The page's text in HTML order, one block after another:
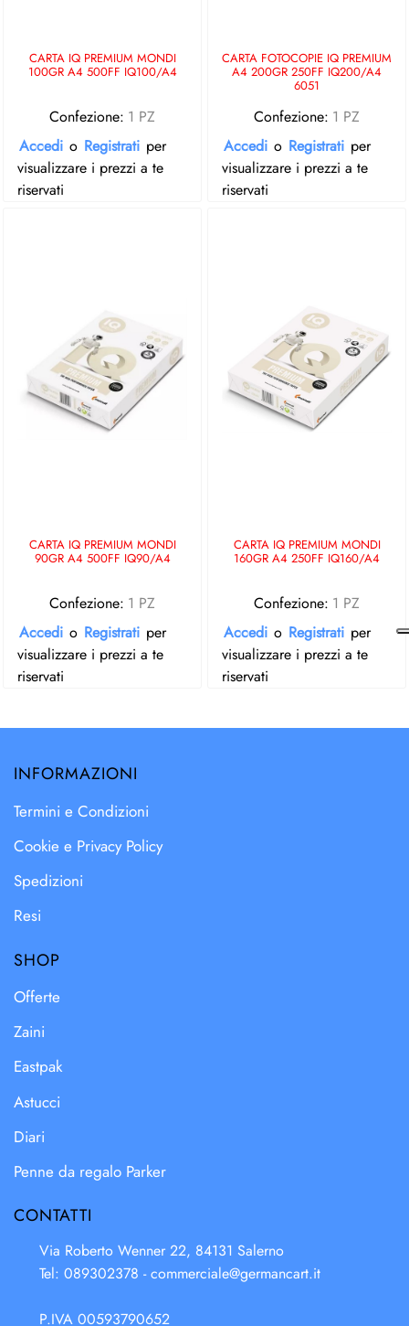
CARTA IQ PREMIUM MONDI
100GR A4 500FF IQ100/A4
Confezione: 1 PZ
Accedi o Registrati per
visualizzare i prezzi a te
riservati
CARTA FOTOCOPIE IQ PREMIUM
A4 200GR 250FF IQ200/A4
6051
Confezione: 1 PZ
Accedi o Registrati per
visualizzare i prezzi a te
riservati
CARTA IQ PREMIUM MONDI
90GR A4 500FF IQ90/A4
Confezione: 1 PZ
Accedi o Registrati per
visualizzare i prezzi a te
riservati
CARTA IQ PREMIUM MONDI
160GR A4 250FF IQ160/A4
Confezione: 1 PZ
Accedi o Registrati per
visualizzare i prezzi a te
riservati
INFORMAZIONI
Termini e Condizioni
Cookie e Privacy Policy
Spedizioni
Resi
SHOP
Offerte
Zaini
Eastpak
Astucci
Diari
Penne da regalo Parker
CONTATTI
Via Roberto Wenner 22, 84131 Salerno
Tel: 089302378 -commerciale@germancart.it
P.IVA 00593790652